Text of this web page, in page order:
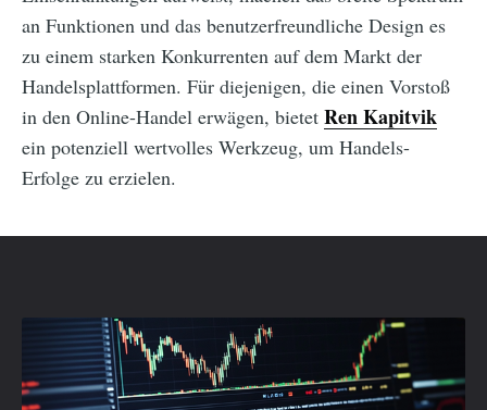
an Funktionen und das benutzerfreundliche Design es
zu einem starken Konkurrenten auf dem Markt der
Handelsplattformen. Für diejenigen, die einen Vorstoß
in den Online-Handel erwägen, bietet Ren Kapitvik
ein potenziell wertvolles Werkzeug, um Handels-
Erfolge zu erzielen.